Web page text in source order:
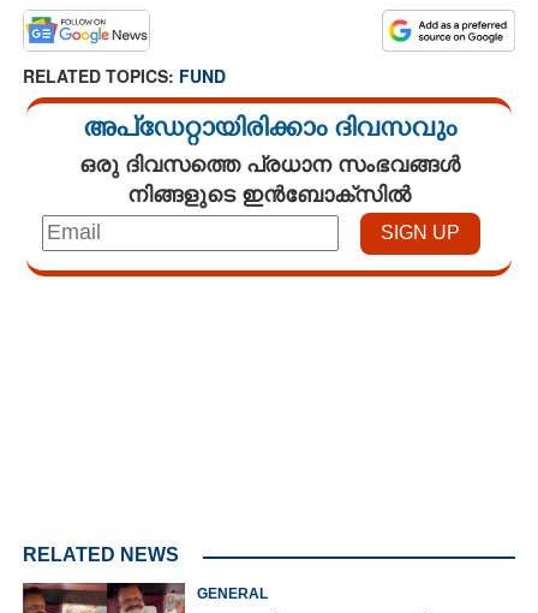
RELATED TOPICS: FUND
അപ്ഡേറ്റായിരിക്കാം ദിവസവും
ഒരു ദിവസത്തെ പ്രധാന സംഭവങ്ങൾ
നിങ്ങളുടെ ഇൻബോക്സിൽ
RELATED NEWS
GENERAL